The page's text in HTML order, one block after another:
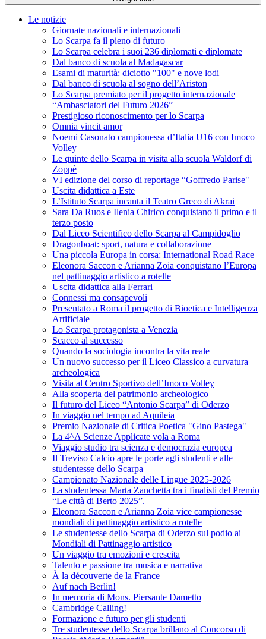
Le notizie
Giornate nazionali e internazionali
Lo Scarpa fa il pieno di futuro
Lo Scarpa celebra i suoi 236 diplomati e diplomate
Dal banco di scuola al Madagascar
Esami di maturità: diciotto "100" e nove lodi
Dal banco di scuola al sogno dell’Ariston
Lo Scarpa premiato per il progetto internazionale
“Ambasciatori del Futuro 2026”
Prestigioso riconoscimento per lo Scarpa
Omnia vincit amor
Noemi Casonato campionessa d’Italia U16 con Imoco
Volley
Le quinte dello Scarpa in visita alla scuola Waldorf di
Zoppè
VI edizione del corso di reportage “Goffredo Parise"
Uscita didattica a Este
L’Istituto Scarpa incanta il Teatro Greco di Akrai
Sara Da Ruos e Ilenia Chirico conquistano il primo e il
terzo posto
Dal Liceo Scientifico dello Scarpa al Campidoglio
Dragonboat: sport, natura e collaborazione
Una piccola Europa in corsa: International Road Race
Eleonora Saccon e Arianna Zoia conquistano l’Europa
nel pattinaggio artistico a rotelle
Uscita didattica alla Ferrari
Connessi ma consapevoli
Presentato a Roma il progetto di Bioetica e Intelligenza
Artificiale
Lo Scarpa protagonista a Venezia
Scacco al successo
Quando la sociologia incontra la vita reale
Un nuovo successo per il Liceo Classico a curvatura
archeologica
Visita al Centro Sportivo dell’Imoco Volley
Alla scoperta del patrimonio archeologico
Il futuro del Liceo “Antonio Scarpa” di Oderzo
In viaggio nel tempo ad Aquileia
Premio Nazionale di Critica Poetica "Gino Pastega"
La 4^A Scienze Applicate vola a Roma
Viaggio studio tra scienza e democrazia europea
Il Treviso Calcio apre le porte agli studenti e alle
studentesse dello Scarpa
Campionato Nazionale delle Lingue 2025-2026
La studentessa Marta Zanchetta tra i finalisti del Premio
“Le città di Berto 2025”.
Eleonora Saccon e Arianna Zoia vice campionesse
mondiali di pattinaggio artistico a rotelle
Le studentesse dello Scarpa di Oderzo sul podio ai
Mondiali di Pattinaggio artistico
Un viaggio tra emozioni e crescita
Talento e passione tra musica e narrativa
À la découverte de la France
Auf nach Berlin!
In memoria di Mons. Piersante Dametto
Cambridge Calling!
Formazione e futuro per gli studenti
Tre studentesse dello Scarpa brillano al Concorso di